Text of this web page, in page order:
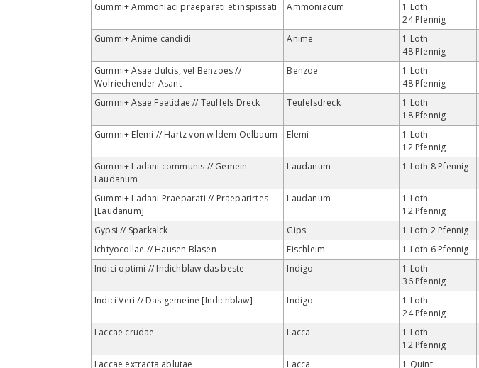
Gummi+ Ammoniaci praeparati et inspissati Ammoniacum
1 Loth
24 Pfennig
Gummi+ Anime candidi Anime
1 Loth
48 Pfennig
Gummi+ Asae dulcis, vel Benzoes //
Wolriechender Asant
Benzoe
1 Loth
48 Pfennig
Gummi+ Asae Faetidae // Teuffels Dreck Teufelsdreck
1 Loth
18 Pfennig
Gummi+ Elemi // Hartz von wildem Oelbaum Elemi
1 Loth
12 Pfennig
Gummi+ Ladani communis // Gemein
Laudanum
Laudanum 1 Loth 8 Pfennig
Gummi+ Ladani Praeparati // Praeparirtes
[Laudanum]
Laudanum
1 Loth
12 Pfennig
Gypsi // Sparkalck Gips 1 Loth 2 Pfennig
Ichtyocollae // Hausen Blasen
Fischleim 1 Loth 6 Pfennig
Indici optimi // Indichblaw das beste
Indigo
1 Loth
36 Pfennig
Indici Veri // Das gemeine [Indichblaw] Indigo
1 Loth
24 Pfennig
Laccae crudae Lacca
1 Loth
12 Pfennig
Laccae extracta ablutae Lacca
1 Quint